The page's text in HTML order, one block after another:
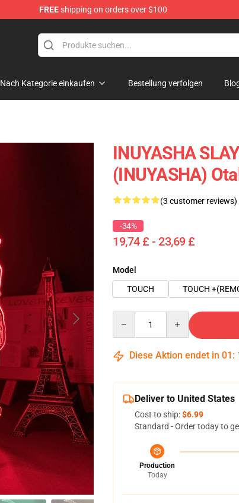
FREEshipping on orders over $100
Nach Kategorie einkaufen Bestellung verfolgen
INUYASHA
(INUYASHA)
(3 customer reviews)
-34%
19,74 £ - 23,69 £
Model
TOUCH
TOUCH
Diese Aktion endet in 01 :
Deliver to United States
Cost to ship:$6.99
Standard - Order today to
Production
Today